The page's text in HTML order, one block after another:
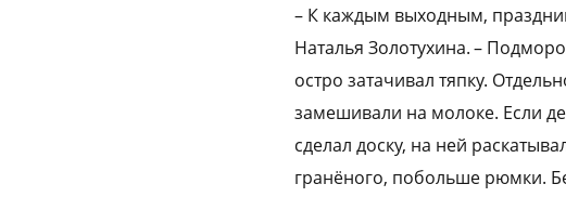
– К каждым выходным,
Наталья Золотухина. –
остро затачивал тяпку.
замешивали на молоке. Если
сделал доску, на ней
гранёного, побольше рюмки.